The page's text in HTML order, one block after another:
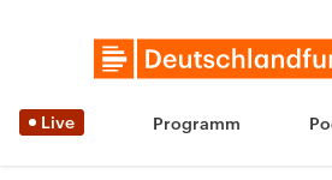
Live Programm